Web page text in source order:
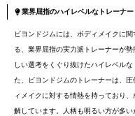
業界屈指のハイレベルなトレーナー
ビヨンドジムには、ボディメイクに
る、業界屈指の実力派トレーナーが
しい選考をくぐり抜けたハイレベル
た、ビヨンドジムのトレーナーは、
ィメイクに対する情熱を持っており
解しています。人柄も明るい方が多